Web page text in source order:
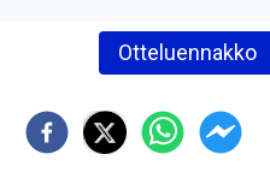
Otteluennakko